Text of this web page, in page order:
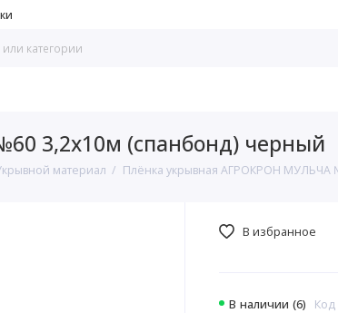
3,2х10м (спанбонд) черный
материал Плёнка укрывная АГРОКРОН МУЛЬЧА
В наличии (6) Код
В избранное